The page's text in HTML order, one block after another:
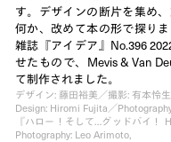
す。デザインの断片を集め
何か、改めて本の形で探り
雑誌『アイデア』No.396
せたもので、Mevis & Van
て制作されました。
デザイン: 藤田裕美／撮影: 有本怜生
Design: Hiromi Fujita／
『ハロー！そして…グッドバイ！
Photography: Leo Arimoto,